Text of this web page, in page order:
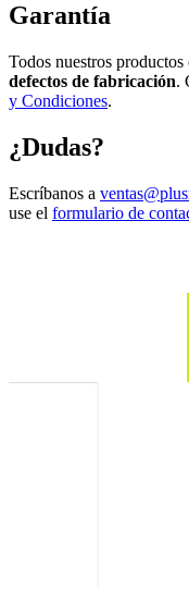
Garantía
Todos nuestros productos
defectos de fabricación.
y Condiciones.
¿Dudas?
Escríbanos a
use el formulario de